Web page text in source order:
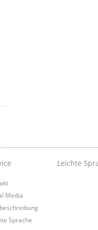
Media
Sprache
Leichte